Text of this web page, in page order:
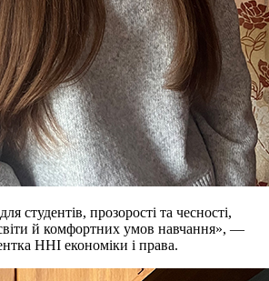
студентів, прозорості та чесності,
й комфортних умов навчання», —
ННІ економіки і права.